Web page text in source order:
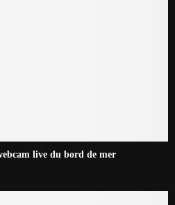
live du bord de mer